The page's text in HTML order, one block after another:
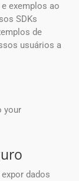
exemplos ao
SDKs
de
usuários a
your
dados